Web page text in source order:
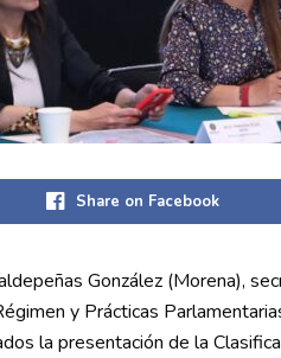
Share on Facebook
González (Morena),
y Prácticas
la presentación de la